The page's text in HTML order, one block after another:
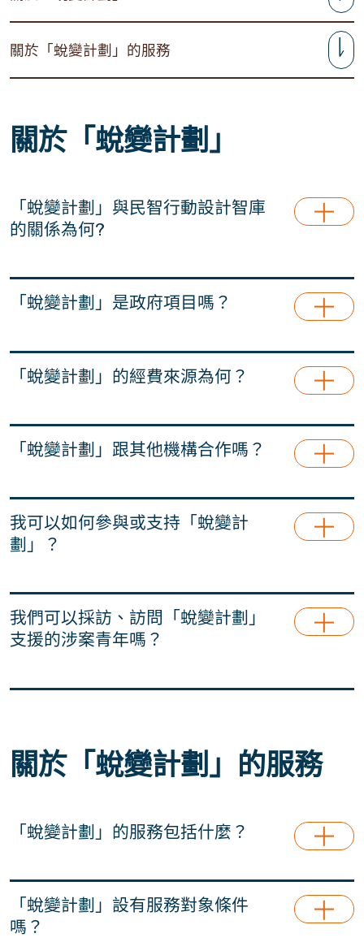
關於「蛻變計劃」的服務
關於「蛻變計劃」
「蛻變計劃」與民智行動設計智庫
的關係為何?
「蛻變計劃」由民智行動設計智庫成立並管理。民
智行動設計智庫為一個非牟利、非政治的組織，專
注於青年、家庭及兒童成長政策研究。「蛻變計
「蛻變計劃」是政府項目嗎？
「蛻變計劃」並非政府項目，完全不接受政府資
助。
「蛻變計劃」的經費來源為何？
「蛻變計劃」自成立以來一直沒有接受政府資助。
我們機構依賴民間慈善基金資助，以及來自四方八
「蛻變計劃」跟其他機構合作嗎？
我們非常樂意與各界持份者及潛在夥伴合作。有關
合作詳情請參閱「支持我們」。
我可以如何參與或支持「蛻變計
劃」？
請參考並瀏覽「支持我們」。
我們可以採訪、訪問「蛻變計劃」
支援的涉案青年嗎？
我們可以採訪、訪問「蛻變計劃」支援的涉案青年
的意願、利益和私隱。因此如我們未能滿足閣下的
採訪要求，敬請見諒。請將有關查詢資料發送至
關於「蛻變計劃」的服務
「蛻變計劃」的服務包括什麼？
「蛻變計劃」透過社會心理輔導、法律援助、以及
全面的生涯重塑支援，陪伴被捕青年渡過難關，並
協助其重返社會。詳情請瀏覽
「我們的服務」部
「蛻變計劃」設有服務對象條件
嗎？